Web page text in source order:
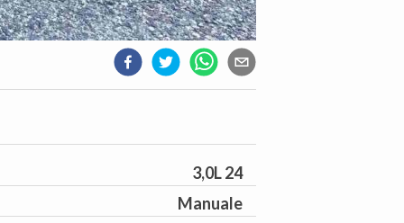
3,0L 24
Manuale